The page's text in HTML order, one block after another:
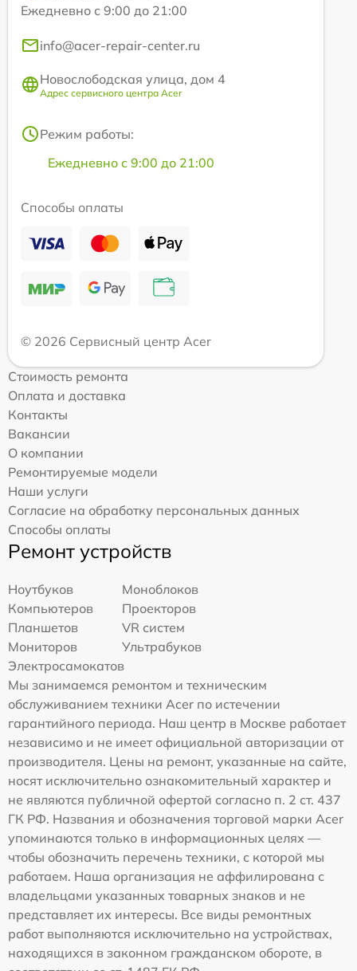
Ежедневно с 9:00 до 21:00
info@acer-repair-center.ru
Новослободская улица, дом 4
Адрес сервисного центра Acer
Режим работы:
Ежедневно с 9:00 до 21:00
Способы оплаты
© 2026 Сервисный центр Acer
Стоимость ремонта
Оплата и доставка
Контакты
Вакансии
О компании
Ремонтируемые модели
Наши услуги
Согласие на обработку персональных данных
Способы оплаты
Ремонт устройств
Ноутбуков
Моноблоков
Компьютеров
Проекторов
Планшетов
VR систем
Мониторов
Ультрабуков
Электросамокатов
Мы занимаемся ремонтом и техническим
обслуживанием техники Acer по истечении
гарантийного периода. Наш центр в Москве работает
независимо и не имеет официальной авторизации от
производителя. Цены на ремонт, указанные на сайте,
носят исключительно ознакомительный характер и
не являются публичной офертой согласно п. 2 ст. 437
ГК РФ. Названия и обозначения торговой марки Acer
упоминаются только в информационных целях —
чтобы обозначить перечень техники, с которой мы
работаем. Наша организация не аффилирована с
владельцами указанных товарных знаков и не
представляет их интересы. Все виды ремонтных
работ выполняются исключительно на устройствах,
находящихся в законном гражданском обороте, в